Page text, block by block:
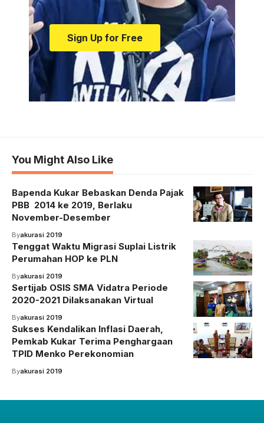
Sign Up for Free
You Might Also Like
Bapenda Kukar Bebaskan Denda Pajak
PBB 2014 ke 2019, Berlaku
November-Desember
Byakurasi 2019
Tenggat Waktu Migrasi Suplai Listrik
Perumahan HOP ke PLN
Byakurasi 2019
Sertijab OSIS SMA Vidatra Periode
2020-2021 Dilaksanakan Virtual
Byakurasi 2019
Sukses Kendalikan Inflasi Daerah,
Pemkab Kukar Terima Penghargaan
TPID Menko Perekonomian
Byakurasi 2019